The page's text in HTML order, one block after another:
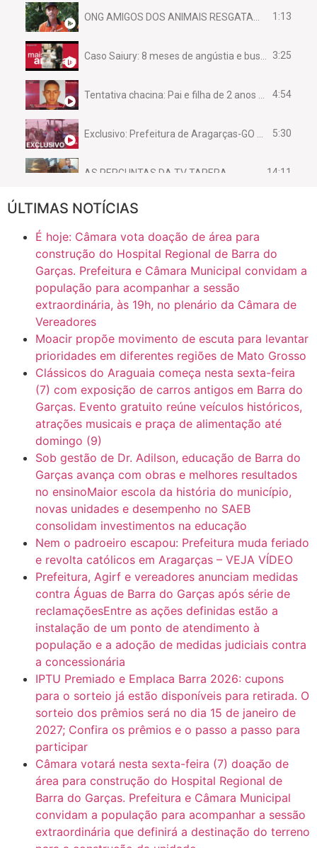
1:13
3:25
4:54
5:30
AS PERGUNTAS DA TV TAPERA 14:11
CASO SAIURY - SEM CORTES
Mini Ginásio de Aragarças- Só a bo$ta 6:31
ÚLTIMAS NOTÍCIAS
É hoje: Câmara vota doação de área para
construção do Hospital Regional de Barra do
Garças. Prefeitura e Câmara Municipal convidam a
população para acompanhar a sessão
extraordinária, às 19h, no plenário da Câmara de
Vereadores
Moacir propõe movimento de escuta para levantar
prioridades em diferentes regiões de Mato Grosso
Clássicos do Araguaia começa nesta sexta-feira
(7) com exposição de carros antigos em Barra do
Garças. Evento gratuito reúne veículos históricos,
atrações musicais e praça de alimentação até
domingo (9)
Sob gestão de Dr. Adilson, educação de Barra do
Garças avança com obras e melhores resultados
no ensinoMaior escola da história do município,
novas unidades e desempenho no SAEB
consolidam investimentos na educação
Nem o padroeiro escapou: Prefeitura muda feriado
e revolta católicos em Aragarças – VEJA VÍDEO
Prefeitura, Agirf e vereadores anunciam medidas
contra Águas de Barra do Garças após série de
reclamaçõesEntre as ações definidas estão a
instalação de um ponto de atendimento à
população e a adoção de medidas judiciais contra
a concessionária
IPTU Premiado e Emplaca Barra 2026: cupons
para o sorteio já estão disponíveis para retirada. O
sorteio dos prêmios será no dia 15 de janeiro de
2027; Confira os prêmios e o passo a passo para
participar
Câmara votará nesta sexta-feira (7) doação de
área para construção do Hospital Regional de
Barra do Garças. Prefeitura e Câmara Municipal
convidam a população para acompanhar a sessão
extraordinária que definirá a destinação do terreno